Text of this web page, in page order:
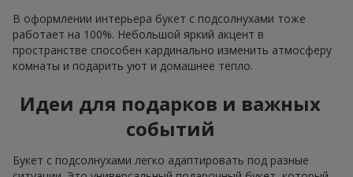
В оформлении интерьера букет с подсолнухами тоже
работает на 100%. Небольшой яркий акцент в
пространстве способен кардинально изменить атмосферу
комнаты и подарить уют и домашнее тепло.
Идеи для подарков и важных
событий
Букет с подсолнухами легко адаптировать под разные